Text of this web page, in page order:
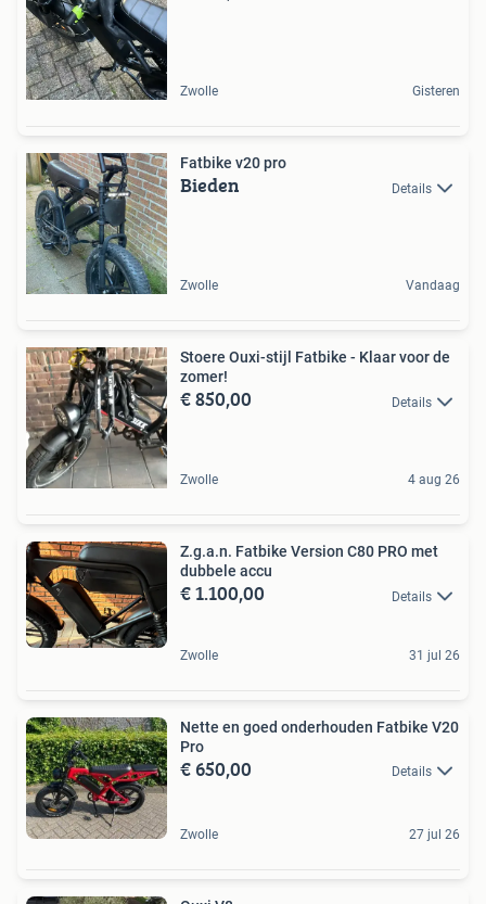
Zwolle Gisteren
Fatbike v20 pro
Bieden Details
Zwolle Vandaag
Stoere Ouxi-stijl Fatbike - Klaar voor de
zomer!
€ 850,00 Details
Zwolle 4 aug 26
Z.g.a.n. Fatbike Version C80 PRO met
dubbele accu
€ 1.100,00 Details
Zwolle 31 jul 26
Nette en goed onderhouden Fatbike V20
Pro
€ 650,00 Details
Zwolle 27 jul 26